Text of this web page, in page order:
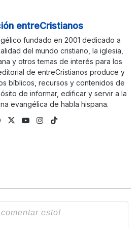
entreCristianos
fundado en 2001 dedicado a
del mundo cristiano, la iglesia,
y otros temas de interés para los
de entreCristianos produce y
bíblicos, recursos y contenidos de
de informar, edificar y servir a la
evangélica de habla hispana.
Facebook
X YouTubeInstagram